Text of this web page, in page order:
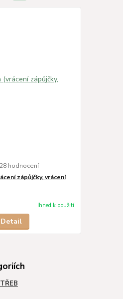
hodnocení
zápůjčky, vrácení
Ihned k použití
Detail